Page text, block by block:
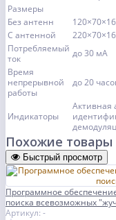
Размеры
Без антенн
С антенной
Потребляемый
ток
до 30 мА
Время
непрерывной
работы
до 20
Индикаторы
Активная
Похожие товары
Быстрый просмотр
Программное
поиска всевозможных
Артикул: -